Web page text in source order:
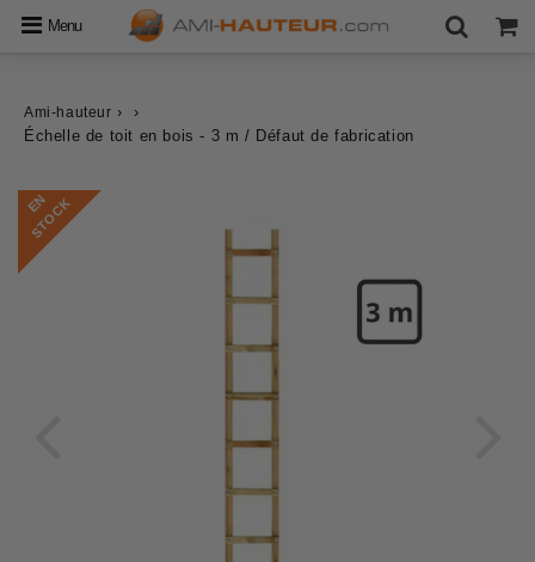
Menu
Ami-hauteur ›
›
Échelle de toit en bois - 3 m / Défaut de fabrication
E
N
S
T
O
C
K